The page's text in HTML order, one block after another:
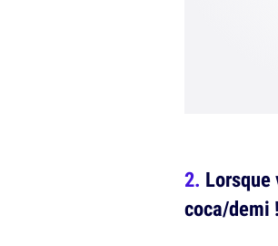
Lorsque
coca/demi